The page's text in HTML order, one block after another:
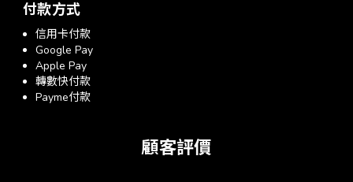
付款方式
信用卡付款
Google Pay
Apple Pay
轉數快付款
Payme付款
顧客評價